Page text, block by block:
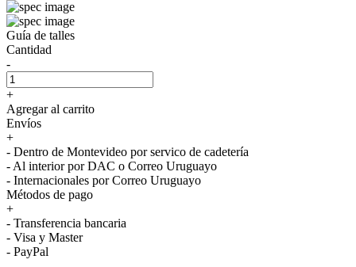
Guía de talles
Cantidad
-
+
Agregar al carrito
Envíos
+
- Dentro de Montevideo por servico de cadetería
- Al interior por DAC o Correo Uruguayo
- Internacionales por Correo Uruguayo
Métodos de pago
+
- Transferencia bancaria
- Visa y Master
- PayPal